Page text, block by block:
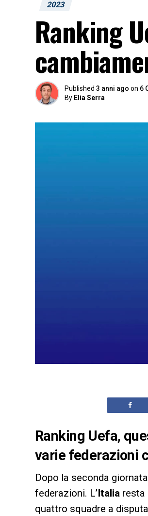
2023
Ranking
Published 3 anni ago on 6
By Elia Serra
Ranking Uefa,
varie federazioni
Dopo la seconda
federazioni. L’ Italia resta
quattro squadre a